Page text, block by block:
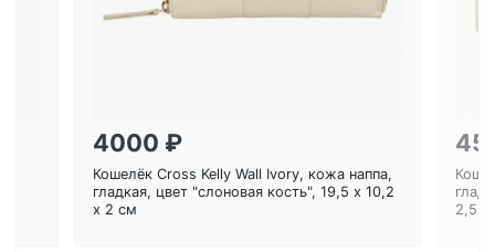
4000 ₽
Кошелёк Cross Kelly Wall Ivory, кожа наппа,
гладкая, цвет "слоновая кость", 19,5 x 10,2
x 2 см
2,5